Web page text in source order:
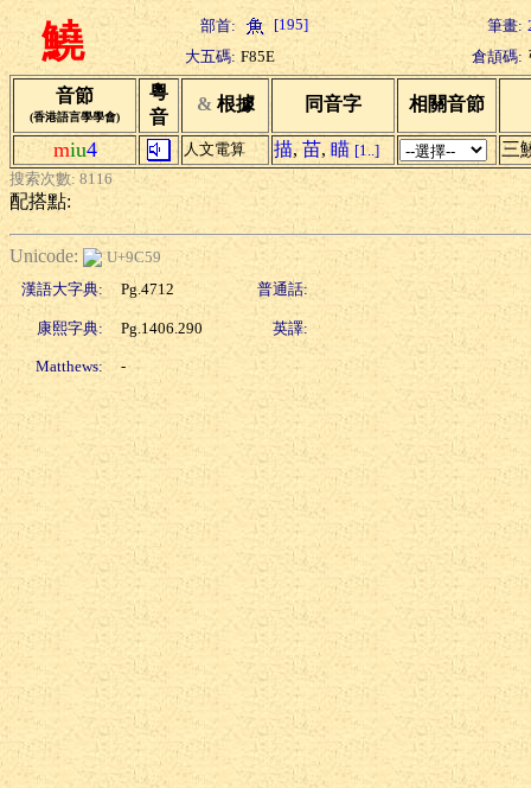
鱙 部首: [195] 筆畫:
大五碼: F85E 倉頡碼:
音節
(香港語言學學會)
粵
音
& 根據 同音字 相關音節
miu4 人文電算 描, 苗, 瞄 [1..] 三
搜索次數: 8116
配搭點:
Unicode:
U+9C59
漢語大字典:
Pg.4712 普通話:
康熙字典: Pg.1406.290 英譯:
Matthews: -